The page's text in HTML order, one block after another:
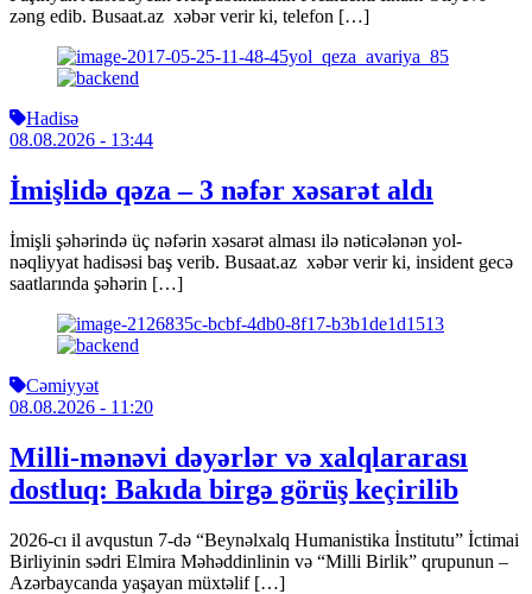
zəng edib. Busaat.az xəbər verir ki, telefon […]
Hadisə
08.08.2026 - 13:44
İmişlidə qəza – 3 nəfər xəsarət aldı
İmişli şəhərində üç nəfərin xəsarət alması ilə nəticələnən yol-
nəqliyyat hadisəsi baş verib. Busaat.az xəbər verir ki, insident gecə
saatlarında şəhərin […]
Cəmiyyət
08.08.2026 - 11:20
Milli-mənəvi dəyərlər və xalqlararası
dostluq: Bakıda birgə görüş keçirilib
2026-cı il avqustun 7-də “Beynəlxalq Humanistika İnstitutu” İctimai
Birliyinin sədri Elmira Məhəddinlinin və “Milli Birlik” qrupunun –
Azərbaycanda yaşayan müxtəlif […]